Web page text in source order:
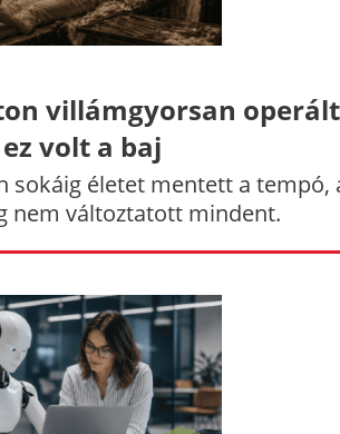
villámgyorsan
volt a baj
sokáig életet mentett a tempó,
nem változtatott mindent.